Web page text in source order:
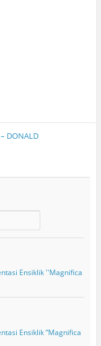
DONALD
Ensiklik ''Magnifica
Ensiklik ”Magnifica